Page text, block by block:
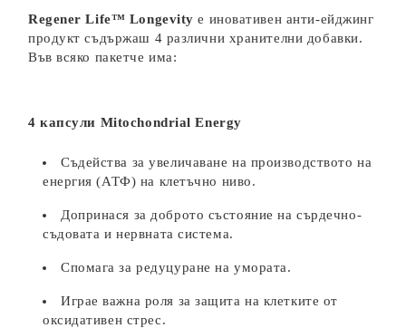
Rеgener Life™ Longevity e иновативен анти-ейджинг
продукт съдържаш 4 различни хранителни добавки.
Във всяко пакетче има:
4 капсули Mitochondrial Energy
Съдейства за увеличаване на производството на
енергия (АТФ) на клетъчно ниво.
Допринася за доброто състояние на сърдечно-
съдовата и нервната система.
Спомага за редуцуране на умората.
Играе важна роля за защита на клетките от
oксидативен стрес.